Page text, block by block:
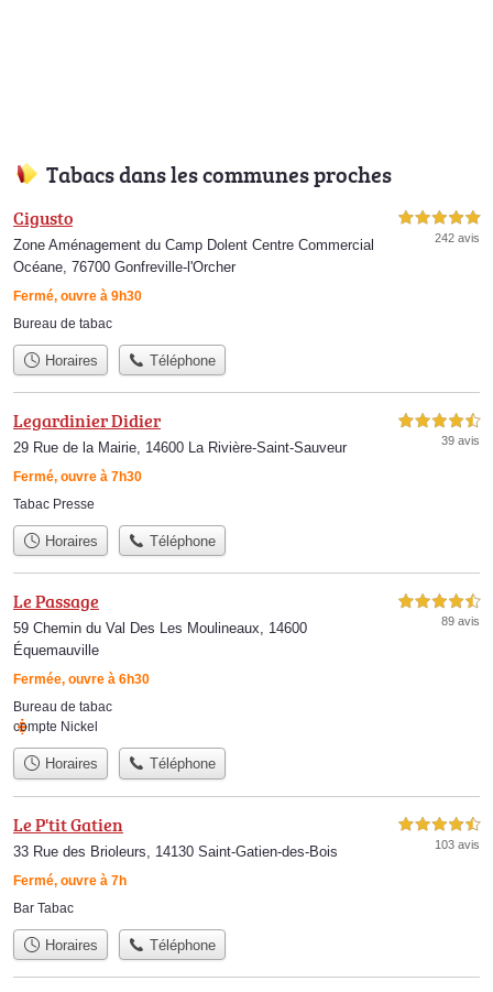
Tabacs dans les communes proches
Cigusto
Zone Aménagement du Camp Dolent Centre Commercial
Océane, 76700 Gonfreville-l'Orcher
Fermé, ouvre à 9h30
5,0 étoiles sur 5
242 avis
Bureau de tabac
Horaires Téléphone
Legardinier Didier
29 Rue de la Mairie, 14600 La Rivière-Saint-Sauveur
Fermé, ouvre à 7h30
4,5 étoiles sur 5
39 avis
Tabac Presse
Horaires Téléphone
Le Passage
59 Chemin du Val Des Les Moulineaux, 14600
Équemauville
Fermée, ouvre à 6h30
4,5 étoiles sur 5
89 avis
Bureau de tabac
compte Nickel
Horaires Téléphone
Le P'tit Gatien
33 Rue des Brioleurs, 14130 Saint-Gatien-des-Bois
Fermé, ouvre à 7h
4,5 étoiles sur 5
103 avis
Bar Tabac
Horaires Téléphone